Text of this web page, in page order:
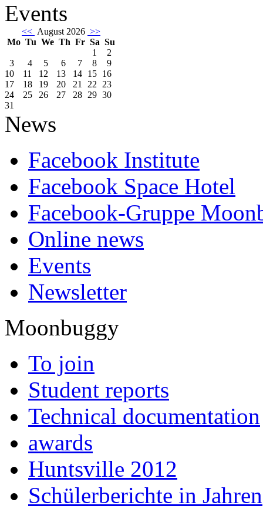
Events
<< August 2026 >>
Mo Tu We Th Fr Sa Su
1
2
3
4 5 6 7 8
9
10
11 12 13 14 15 16
17
18 19 20 21 22 23
24
25 26 27 28 29 30
31
News
Facebook Institute
Facebook Space Hotel
Facebook-Gruppe
Online news
Events
Newsletter
Moonbuggy
To join
Student reports
Technical documentation
awards
Huntsville 2012
Schülerberichte in Jahren